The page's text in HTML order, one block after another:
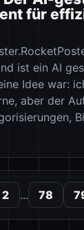
für
ist ein AI
Idee war:
aber der
2 ... 78